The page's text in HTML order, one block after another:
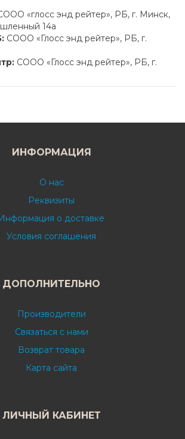
«глосс энд рейтер», РБ, г. Минск,
14а
СООО «Глосс энд рейтер», РБ, г.
СООО «Глосс энд рейтер», РБ, г.
ИНФОРМАЦИЯ
О нас
Реквизиты
Информация о доставке
Условия соглашения
ДОПОЛНИТЕЛЬНО
Производители
Связаться с нами
Возврат товара
Карта сайта
ЛИЧНЫЙ КАБИНЕТ